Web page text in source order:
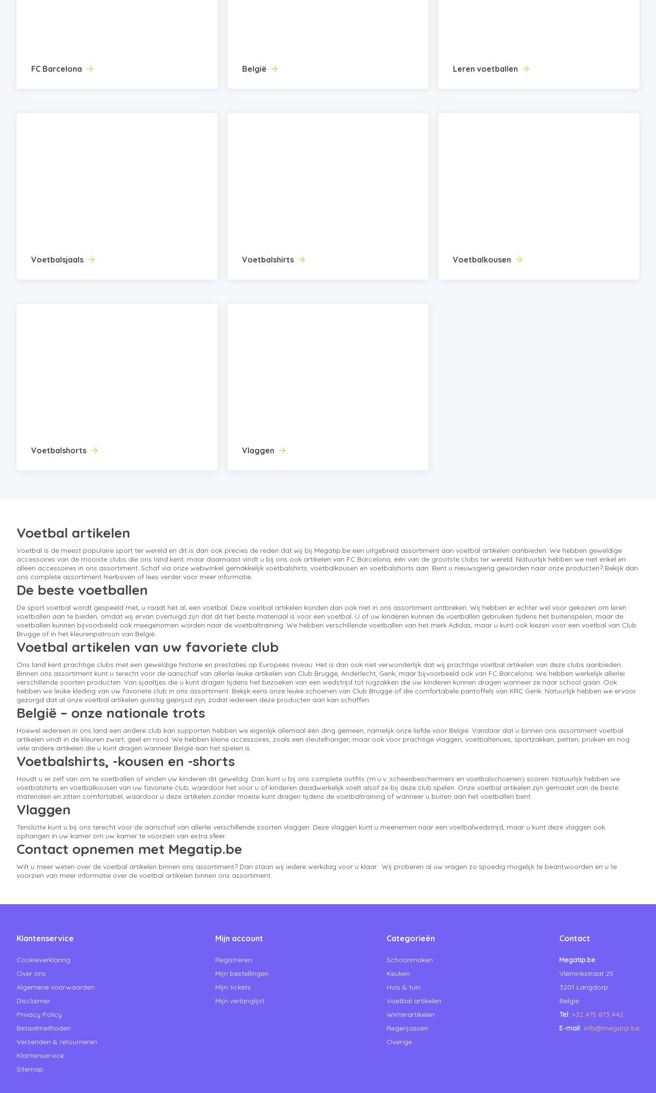
FC Barcelona België Leren voetballen
Voetbalsjaals Voetbalshirts Voetbalkousen
Voetbalshorts Vlaggen
Voetbal artikelen
Voetbal is de meest populaire sport ter wereld en dit is dan ook precies de reden dat wij bij Megatip.be een uitgebreid assortiment aan voetbal artikelen aanbieden. We hebben geweldige
accessoires van de mooiste clubs die ons land kent, maar daarnaast vindt u bij ons ook artikelen van FC Barcelona, één van de grootste clubs ter wereld. Natuurlijk hebben we niet enkel en
alleen accessoires in ons assortiment. Schaf via onze webwinkel gemakkelijk voetbalshirts, voetbalkousen en voetbalshorts aan. Bent u nieuwsgierig geworden naar onze producten? Bekijk dan
ons complete assortiment hierboven of lees verder voor meer informatie.
De beste voetballen
De sport voetbal wordt gespeeld met, u raadt het al, een voetbal. Deze voetbal artikelen konden dan ook niet in ons assortiment ontbreken. Wij hebben er echter wel voor gekozen om leren
voetballen aan te bieden, omdat wij ervan overtuigd zijn dat dit het beste materiaal is voor een voetbal. U of uw kinderen kunnen de voetballen gebruiken tijdens het buitenspelen, maar de
voetballen kunnen bijvoorbeeld ook meegenomen worden naar de voetbaltraining. We hebben verschillende voetballen van het merk Adidas, maar u kunt ook kiezen voor een voetbal van Club
Brugge of in het kleurenpatroon van België.
Voetbal artikelen van uw favoriete club
Ons land kent prachtige clubs met een geweldige historie en prestaties op Europees niveau. Het is dan ook niet verwonderlijk dat wij prachtige voetbal artikelen van deze clubs aanbieden.
Binnen ons assortiment kunt u terecht voor de aanschaf van allerlei leuke artikelen van Club Brugge, Anderlecht, Genk, maar bijvoorbeeld ook van FC Barcelona. We hebben werkelijk allerlei
verschillende soorten producten. Van sjaaltjes die u kunt dragen tijdens het bezoeken van een wedstrijd tot rugzakken die uw kinderen kunnen dragen wanneer ze naar school gaan. Ook
hebben we leuke kleding van uw favoriete club in ons assortiment. Bekijk eens onze leuke schoenen van Club Brugge of die comfortabele pantoffels van KRC Genk. Natuurlijk hebben we ervoor
gezorgd dat al onze voetbal artikelen gunstig geprijsd zijn, zodat iedereen deze producten aan kan schaffen.
België – onze nationale trots
Hoewel iedereen in ons land een andere club kan supporten hebben we eigenlijk allemaal één ding gemeen, namelijk onze liefde voor België. Vandaar dat u binnen ons assortiment voetbal
artikelen vindt in de kleuren zwart, geel en rood. We hebben kleine accessoires, zoals een sleutelhanger, maar ook voor prachtige vlaggen, voetbaltenues, sportzakken, petten, pruiken en nog
vele andere artikelen die u kunt dragen wanneer België aan het spelen is.
Voetbalshirts, -kousen en -shorts
Houdt u er zelf van om te voetballen of vinden uw kinderen dit geweldig. Dan kunt u bij ons complete outfits (m.u.v. scheenbeschermers en voetbalschoenen) scoren. Natuurlijk hebben we
voetbalshirts en voetbalkousen van uw favoriete club, waardoor het voor u of kinderen daadwerkelijk voelt alsof ze bij deze club spelen. Onze voetbal artikelen zijn gemaakt van de beste
materialen en zitten comfortabel, waardoor u deze artikelen zonder moeite kunt dragen tijdens de voetbaltraining of wanneer u buiten aan het voetballen bent.
Vlaggen
Tenslotte kunt u bij ons terecht voor de aanschaf van allerlei verschillende soorten vlaggen. Deze vlaggen kunt u meenemen naar een voetbalwedstrijd, maar u kunt deze vlaggen ook
ophangen in uw kamer om uw kamer te voorzien van extra sfeer.
Contact opnemen met Megatip.be
Wilt u meer weten over de voetbal artikelen binnen ons assortiment? Dan staan wij iedere werkdag voor u klaar. Wij proberen al uw vragen zo spoedig mogelijk te beantwoorden en u te
voorzien van meer informatie over de voetbal artikelen binnen ons assortiment.
Klantenservice
Cookieverklaring
Over ons
Algemene voorwaarden
Disclaimer
Privacy Policy
Betaalmethoden
Verzenden & retourneren
Klantenservice
Sitemap
Mijn account
Registreren
Mijn bestellingen
Mijn tickets
Mijn verlanglijst
Categorieën
Schoonmaken
Keuken
Huis & tuin
Voetbal artikelen
Winterartikelen
Regenjassen
Overige
Contact
Megatip.be
Vleminkstraat 25
3201 Langdorp
Belgie
Tel: +32 475 873 442
E-mail: info@megatip.be